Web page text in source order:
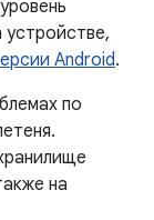
устройстве,
Android.
по
на